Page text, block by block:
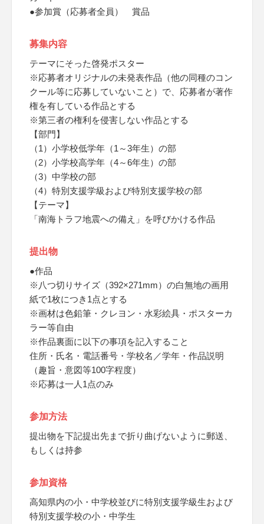
●参加賞（応募者全員） 賞品
募集内容
テーマにそった啓発ポスター
※応募者オリジナルの未発表作品（他の同種のコン
クール等に応募していないこと）で、応募者が著作
権を有している作品とする
※第三者の権利を侵害しない作品とする
【部門】
（1）小学校低学年（1～3年生）の部
（2）小学校高学年（4～6年生）の部
（3）中学校の部
（4）特別支援学級および特別支援学校の部
【テーマ】
「南海トラフ地震への備え」を呼びかける作品
提出物
●作品
※八つ切りサイズ（392×271mm）の白無地の画用
紙で1枚につき1点とする
※画材は色鉛筆・クレヨン・水彩絵具・ポスターカ
ラー等自由
※作品裏面に以下の事項を記入すること
住所・氏名・電話番号・学校名／学年・作品説明
（趣旨・意図等100字程度）
※応募は一人1点のみ
参加方法
提出物を下記提出先まで折り曲げないように郵送、
もしくは持参
参加資格
高知県内の小・中学校並びに特別支援学級生および
特別支援学校の小・中学生